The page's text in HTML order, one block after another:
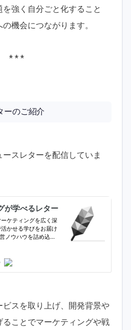
強く自分ごと化すること
機会につながります。
* * *
ーのご紹介
スレターを配信していま
スを取り上げ、開発背景や
ることでマーケティングや戦